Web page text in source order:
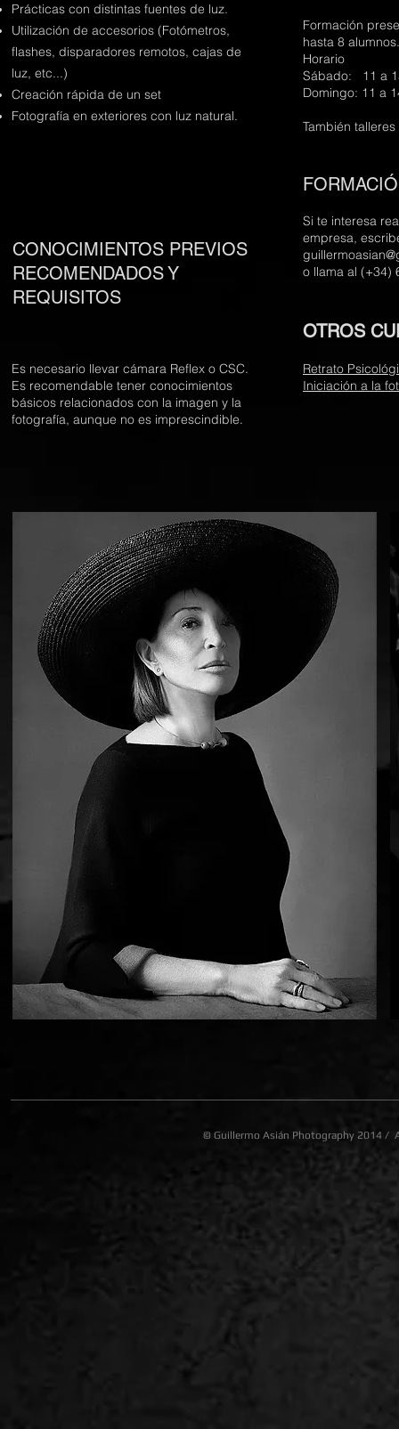
Prácticas con distintas fuentes de luz.
Utilización de accesorios (Fotómetros,
flashes, disparadores remotos, cajas de
luz, etc...)
Creación rápida de un set
Fotografía en exteriores con luz natural.
CONOCIMIENTOS PREVIOS
RECOMENDADOS Y
REQUISITOS
Es necesario llevar cámara Reflex o CSC.
Es recomendable tener conocimientos
básicos relacionados con la imagen y la
fotografía, aunque no es imprescindible.
Formación
hasta 8 alumnos.
Horario
Sábado: 11 a
Domingo: 11 a
También
Si te interesa
empresa,
o llama al (+34)
OTROS
Retrato
Iniciación a la
© Guillermo Asián Photography 2014 /